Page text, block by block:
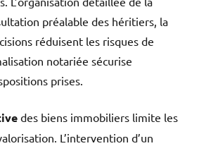
préalable des héritiers, la
réduisent les risques de
notariée sécurise
prises.
des biens immobiliers limite les
L’intervention d’un